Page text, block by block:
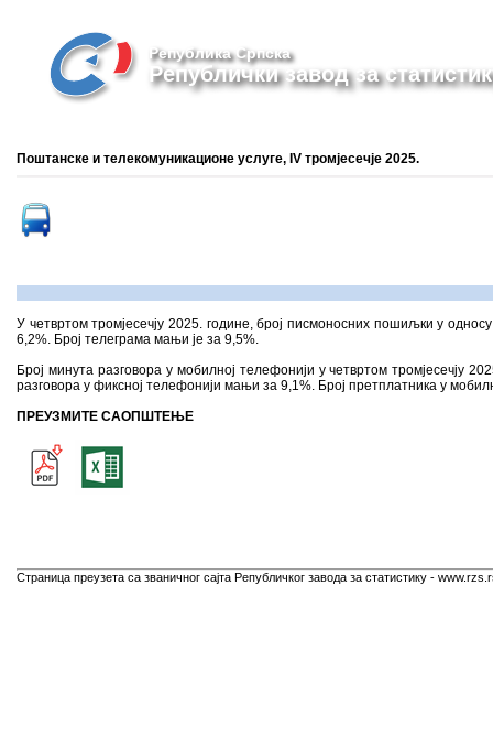
Република Српска
Републички завод за
Поштанске и телекомуникационе услуге, IV тромјесечје 2025.
У четвртом тромјесечју 2025. године, број писмоносних пошиљки у
6,2%. Број телеграма мањи је за 9,5%.
Број минута разговора у мобилној телефонији у четвртом тромјесечју
разговора у фиксној телефонији мањи за 9,1%. Број претплатника у
ПРЕУЗМИТЕ САОПШТЕЊЕ
Страница преузета са званичног сајта Републичког завода за статистику -